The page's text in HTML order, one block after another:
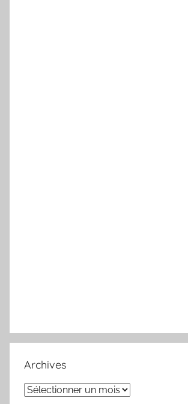
Archives
Archives